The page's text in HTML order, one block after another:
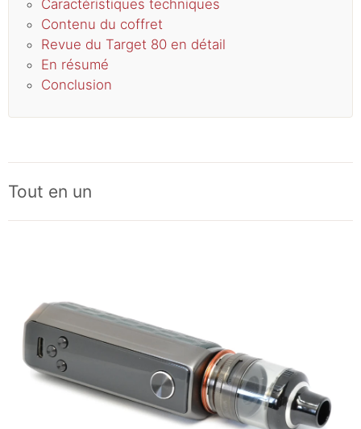
Caractéristiques techniques
Contenu du coffret
Revue du Target 80 en détail
En résumé
Conclusion
Tout en un